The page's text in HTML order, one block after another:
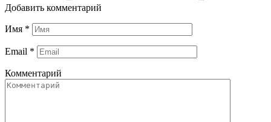
Добавить комментарий
Имя *
Email *
Комментарий